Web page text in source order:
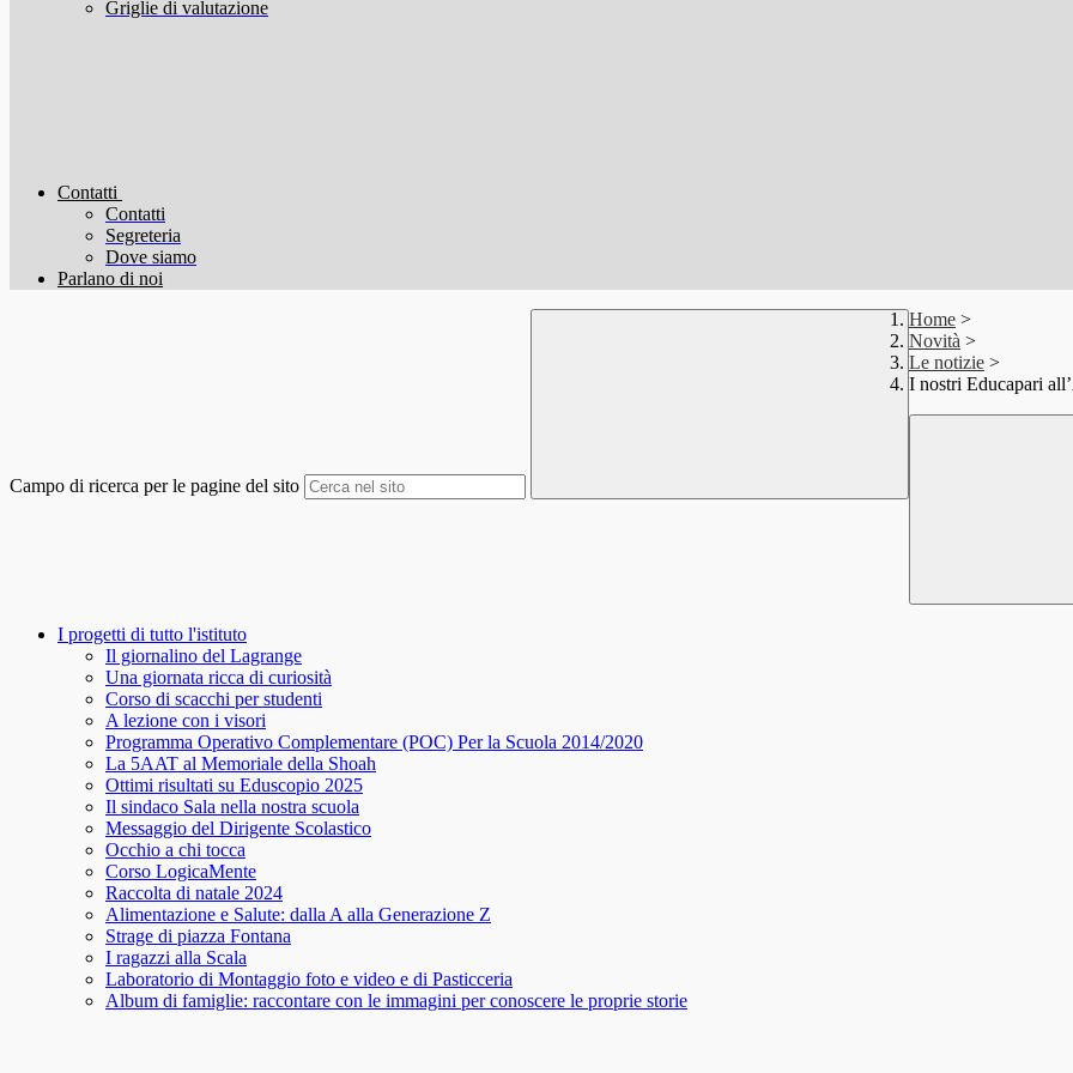
Griglie di valutazione
Contatti
Contatti
Segreteria
Dove siamo
Parlano di noi
Campo di ricerca per le pagine del sito
Home >
Novità >
Le notizie >
I nostri Educapari
I progetti di tutto l'istituto
Il giornalino del Lagrange
Una giornata ricca di curiosità
Corso di scacchi per studenti
A lezione con i visori
Programma Operativo Complementare (POC) Per la Scuola 2014/2020
La 5AAT al Memoriale della Shoah
Ottimi risultati su Eduscopio 2025
Il sindaco Sala nella nostra scuola
Messaggio del Dirigente Scolastico
Occhio a chi tocca
Corso LogicaMente
Raccolta di natale 2024
Alimentazione e Salute: dalla A alla Generazione Z
Strage di piazza Fontana
I ragazzi alla Scala
Laboratorio di Montaggio foto e video e di Pasticceria
Album di famiglie: raccontare con le immagini per conoscere le proprie storie